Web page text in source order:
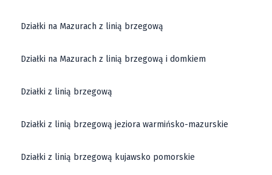
Działki na Mazurach z linią brzegową
Działki na Mazurach z linią brzegową i domkiem
Działki z linią brzegową
Działki z linią brzegową jeziora warmińsko-mazurskie
Działki z linią brzegową kujawsko pomorskie